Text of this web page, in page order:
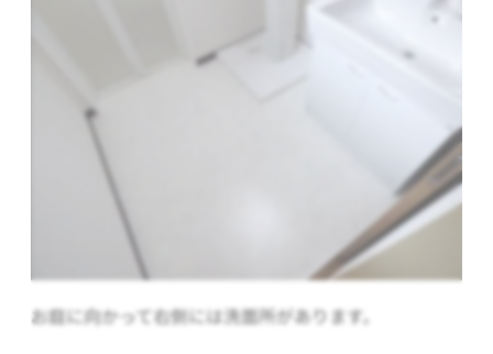
お庭に向かって右側には洗面所があります。